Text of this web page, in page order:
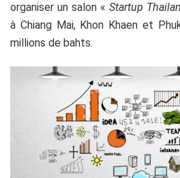
organiser un salon « Startup
à Chiang Mai, Khon Khaen et
millions de bahts.